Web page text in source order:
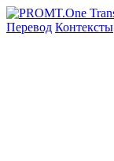
Перевод Контексты